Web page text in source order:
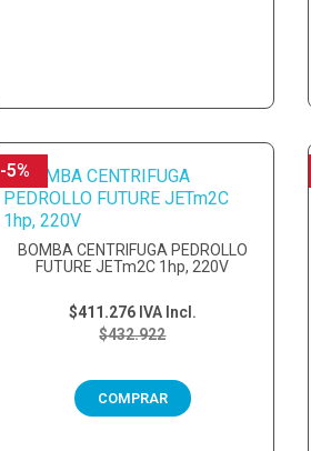
BOMBA CENTRIFUGA PEDROLLO
FUTURE JETm2C 1hp, 220V
$432.922
$411.276 IVA Incl.
COMPRAR
-5%